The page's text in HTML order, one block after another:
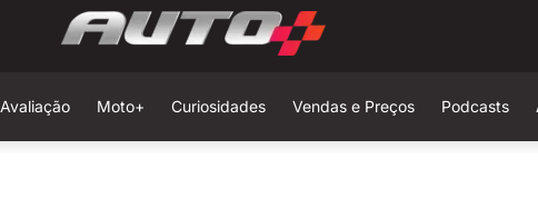
Avaliação Moto+ Curiosidades Vendas e Preços Podcasts